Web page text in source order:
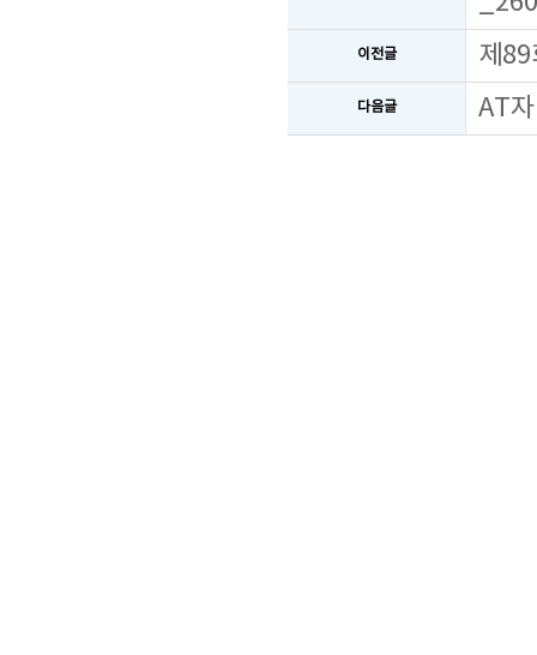
이전글 제89
다음글 AT